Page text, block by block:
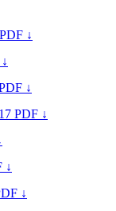
PDF ↓
↓
17 PDF ↓
↓
↓